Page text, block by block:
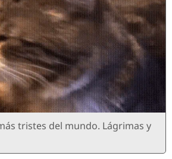
tristes del mundo. Lágrimas y